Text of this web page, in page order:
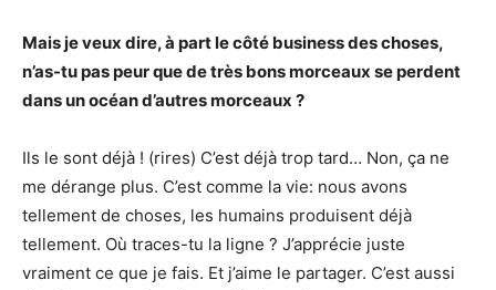
Mais je veux dire, à part le côté business des choses,
n’as-tu pas peur que de très bons morceaux se perdent
dans un océan d’autres morceaux ?
Ils le sont déjà ! (rires) C’est déjà trop tard… Non, ça ne
me dérange plus. C’est comme la vie: nous avons
tellement de choses, les humains produisent déjà
tellement. Où traces-tu la ligne ? J’apprécie juste
vraiment ce que je fais. Et j’aime le partager. C’est aussi